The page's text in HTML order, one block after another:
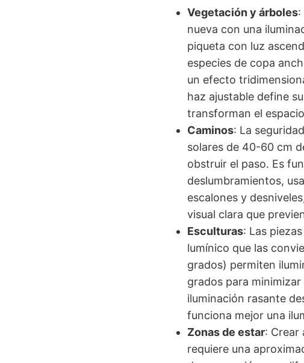
Vegetación y árboles:
nueva con una
piqueta con luz
especies de copa
un efecto
haz ajustable define
transforman el
Caminos: La
solares de 40-60 cm
obstruir el paso. Es
deslumbramientos,
escalones y
visual clara que
Esculturas: Las
lumínico que las
grados) permiten
grados para
iluminación rasante
funciona mejor una
Zonas de estar: Crear
requiere una